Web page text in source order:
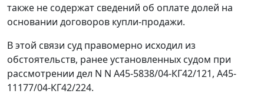
также не содержат сведений об оплате долей на
основании договоров купли-продажи.
В этой связи суд правомерно исходил из
обстоятельств, ранее установленных судом при
рассмотрении дел N N А45-5838/04-КГ42/121, А45-
11177/04-КГ42/224.